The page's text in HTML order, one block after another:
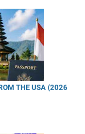
THE USA (2026